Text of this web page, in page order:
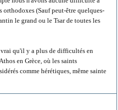
(Sauf peut-être quelques-
le grand ou le Tsar de toutes les
qu'il y a plus de difficultés en
en Grèce, où les saints
comme hérétiques, même sainte